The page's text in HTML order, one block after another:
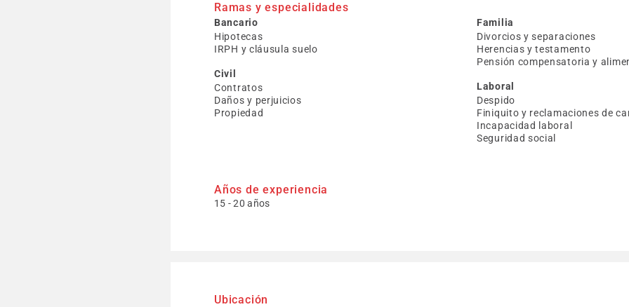
Ramas y especialidades
Bancario
Hipotecas
IRPH y cláusula suelo
Civil
Contratos
Daños y perjuicios
Propiedad
Familia
Divorcios y separaciones
Herencias y testamento
Pensión compensatoria y
Laboral
Despido
Finiquito y reclamaciones de
Incapacidad laboral
Seguridad social
Años de experiencia
15 - 20 años
Ubicación